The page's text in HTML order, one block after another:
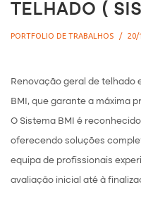
TELHADO (
PORTFOLIO DE TRABALHOS 20/
Renovação geral de telhado
BMI, que garante a máxima
O Sistema BMI é
oferecendo soluções
equipa de profissionais
avaliação inicial até à